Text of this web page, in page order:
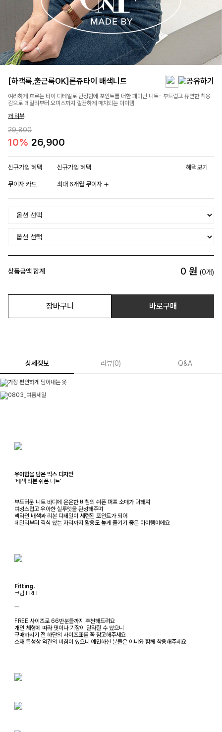
[하객룩,출근룩OK]론쥬타이 배색니트
여리하게 흐르는 타이 디테일로 단정함에 포인트를 더한 페미닌 니트- 부드럽고 유연한 착용
감으로 데일리부터 오피스까지 깔끔하게 매치되는 아이템
개 리뷰
29,800
10% 26,900
신규가입 혜택 신규가입 혜택 혜택보기
무이자 카드 최대 6개월 무이자
상품금액 합계 0 원 (0개)
장바구니 바로구매
상세정보 리뷰(0) Q&A
우아함을 담은 믹스 디자인
'배색 리본 쉬폰 니트'
부드러운 니트 바디에 은은한 비침의 쉬폰 퍼프 소매가 더해져
여성스럽고 우아한 실루엣을 완성해주며
넥라인 배색과 리본 디테일이 세련된 포인트가 되어
데일리부터 격식 있는 자리까지 활용도 높게 즐기기 좋은 아이템이에요
Fitting.
크림 FREE
ㅡ
FREE 사이즈로 66반분들까지 추천해드려요
개인 체형에 따라 핏이나 기장이 달라질 수 있으니
구매하시기 전 하단의 사이즈표를 꼭 참고해주세요
소재 특성상 약간의 비침이 있으니 예민하신 분들은 이너와 함께 착용해주세요